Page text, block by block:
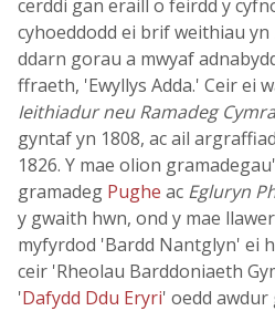
cerddi gan eraill o feirdd y
cyhoeddodd ei brif weithiau yn
ddarn gorau a mwyaf
ffraeth, 'Ewyllys Adda.' Ceir ei
Ieithiadur neu Ramadeg
gyntaf yn 1808, ac ail
1826. Y mae olion
gramadeg Pughe ac Egluryn
y gwaith hwn, ond y mae
myfyrdod 'Bardd Nantglyn' ei
ceir 'Rheolau Barddoniaeth
'Dafydd Ddu Eryri' oedd